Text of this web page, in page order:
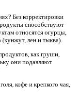
Без корректировки
способствуют
относятся огурцы,
лен и тыква).
как груши,
они подавляют
кофе и крепкого чая,